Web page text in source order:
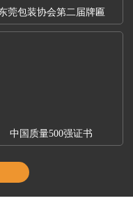
莞包装协会第二届牌匾
中国质量500强证书